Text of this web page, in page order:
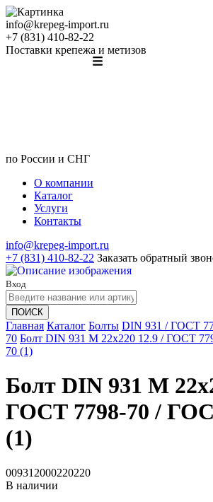
info@krepeg-import.ru
+7 (831) 410-82-22
Поставки крепежа и метизов
по России и СНГ
О компании
Каталог
Услуги
Контакты
info@krepeg-import.ru
+7 (831) 410-82-22 Заказать обратный
Вход
ПОИСК
Главная Каталог Болты DIN 931 / ГОСТ
70 Болт DIN 931 M 22x220 12.9 / ГОСТ
70 (1)
Болт DIN 931 M
ГОСТ 7798-70 /
(1)
009312000220220
В наличии